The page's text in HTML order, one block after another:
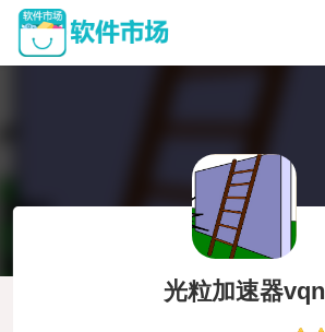
光粒加速器vqn